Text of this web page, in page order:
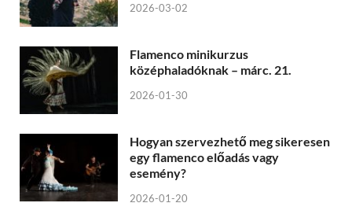
2026-03-02
Flamenco minikurzus
középhaladóknak – márc. 21.
2026-01-30
Hogyan szervezhető meg sikeresen
egy flamenco előadás vagy
esemény?
2026-01-20